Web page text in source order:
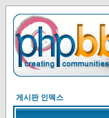
게시판 인덱스